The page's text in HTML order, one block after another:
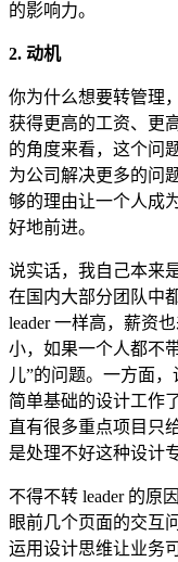
的影响力。
2. 动机
你为什么想要转管理
获得更高的工资、更
的角度来看，这个问
为公司解决更多的问
够的理由让一个人成
好地前进。
说实话，我自己本来
在国内大部分团队中
leader 一样高，薪资
小，如果一个人都不
儿”的问题。一方面
简单基础的设计工作
直有很多重点项目只
是处理不好这种设计
不得不转 leader 的原
眼前几个页面的交互
运用设计思维让业务